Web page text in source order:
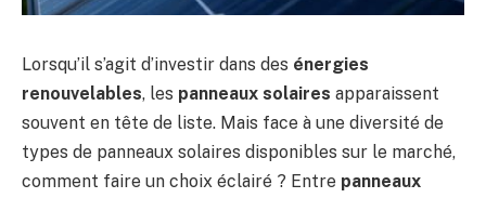
Lorsqu’il s’agit d’investir dans des énergies
renouvelables, les panneaux solaires apparaissent
souvent en tête de liste. Mais face à une diversité de
types de panneaux solaires disponibles sur le marché,
comment faire un choix éclairé ? Entre panneaux